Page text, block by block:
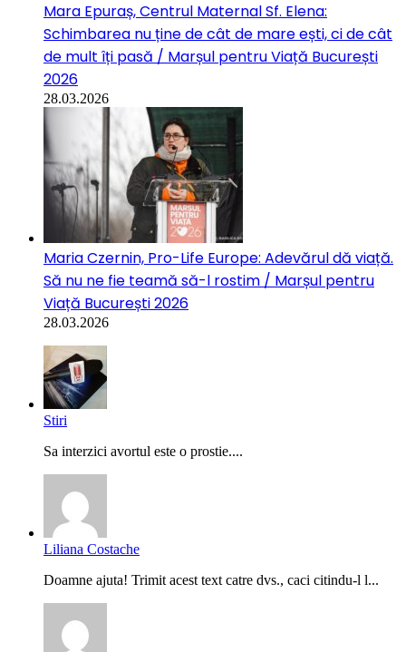
Mara Epuraș, Centrul Maternal Sf. Elena:
Schimbarea nu ține de cât de mare ești, ci de cât
de mult îți pasă / Marșul pentru Viață București
2026
28.03.2026
Maria Czernin, Pro-Life Europe: Adevărul dă viață.
Să nu ne fie teamă să-l rostim / Marșul pentru
Viață București 2026
28.03.2026
Stiri
Sa interzici avortul este o prostie....
Liliana Costache
Doamne ajuta! Trimit acest text catre dvs., caci citindu-l l...